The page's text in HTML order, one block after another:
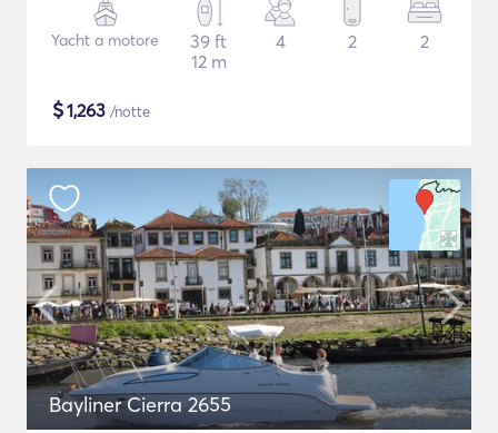
Yacht a motore
39 ft
12 m
4 2 2
$1,263 /notte
Bayliner Cierra 2655